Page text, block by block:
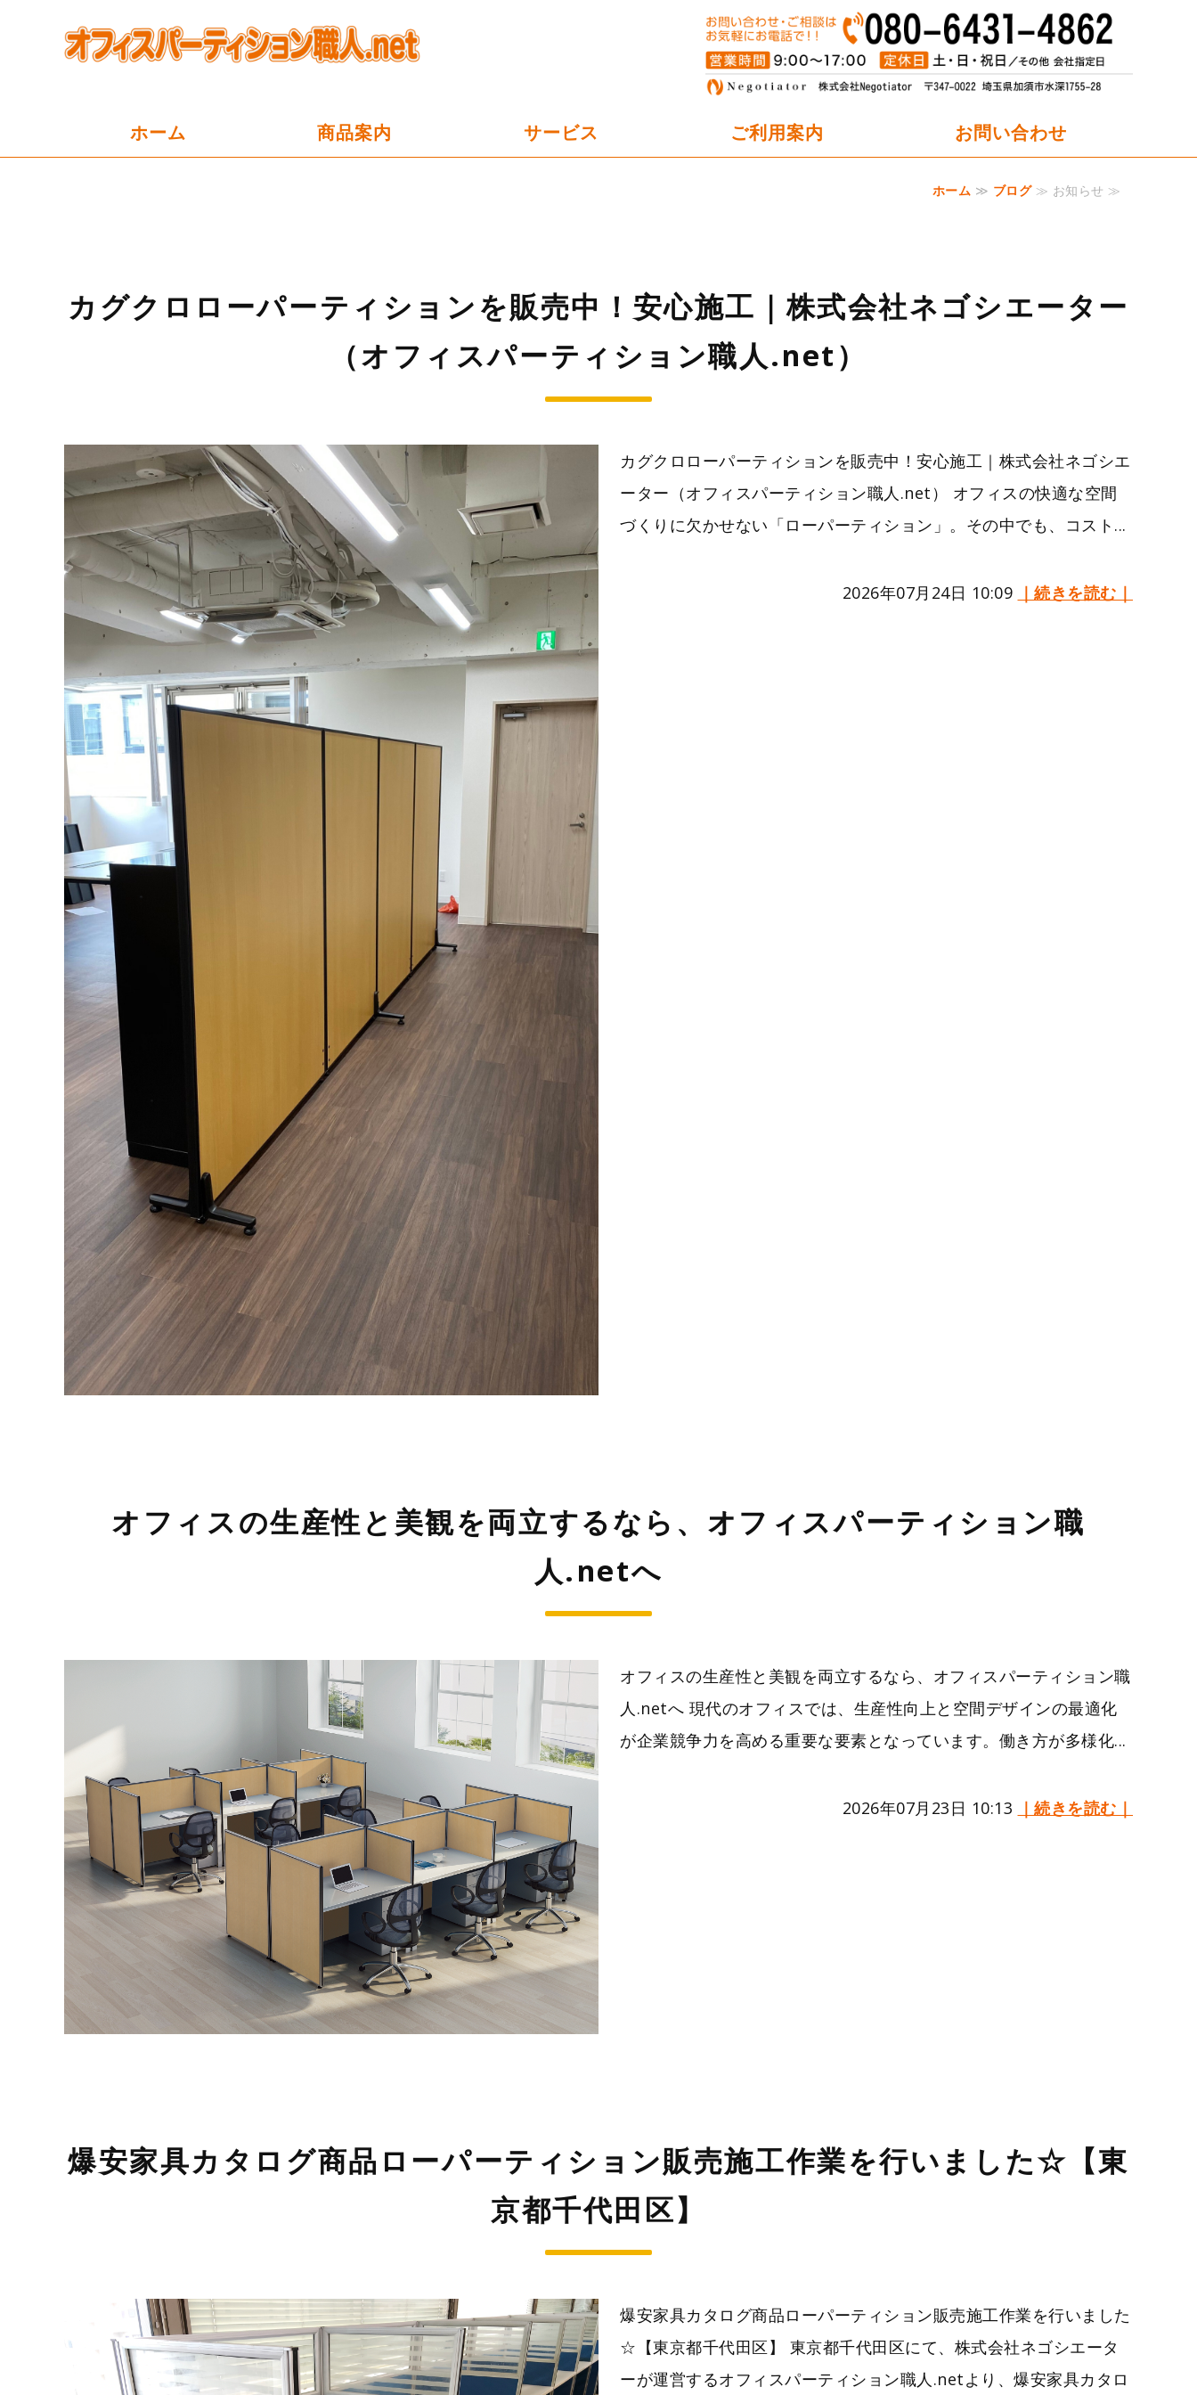
オフィスパーテーション工事のオフィスパーティション職人.net
ホーム 商品案内 サービス ご利用案内 お問い合わせ
ホーム ≫ ブログ≫ お知らせ ≫
カグクロローパーティションを販売中！安心施工｜株式会社ネゴシエーター
（オフィスパーティション職人.net）
カグクロローパーティションを販売中！安心施工｜株式会社ネゴシエ
ーター（オフィスパーティション職人.net） オフィスの快適な空間
づくりに欠かせない「ローパーティション」。その中でも、コスト...
2026年07月24日 10:09 ｜続きを読む｜
オフィスの生産性と美観を両立するなら、オフィスパーティション職
人.netへ
オフィスの生産性と美観を両立するなら、オフィスパーティション職
人.netへ 現代のオフィスでは、生産性向上と空間デザインの最適化
が企業競争力を高める重要な要素となっています。働き方が多様化...
2026年07月23日 10:13 ｜続きを読む｜
爆安家具カタログ商品ローパーティション販売施工作業を行いました☆【東
京都千代田区】
爆安家具カタログ商品ローパーティション販売施工作業を行いました
☆【東京都千代田区】 東京都千代田区にて、株式会社ネゴシエータ
ーが運営するオフィスパーティション職人.netより、爆安家具カタロ